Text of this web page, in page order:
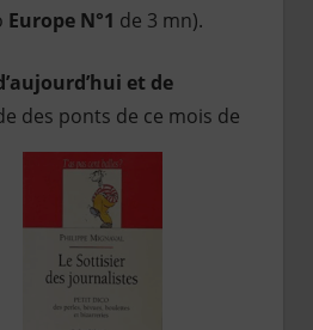
Europe N°1 de 3 mn).
et de
des ponts de ce mois de